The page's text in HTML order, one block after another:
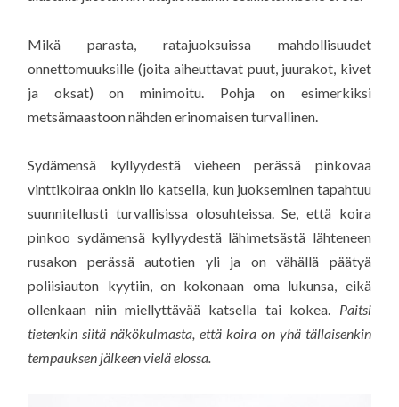
Mikä parasta, ratajuoksuissa mahdollisuudet
onnettomuuksille (joita aiheuttavat puut, juurakot, kivet
ja oksat) on minimoitu. Pohja on esimerkiksi
metsämaastoon nähden erinomaisen turvallinen.
Sydämensä kyllyydestä vieheen perässä pinkovaa
vinttikoiraa onkin ilo katsella, kun juokseminen tapahtuu
suunnitellusti turvallisissa olosuhteissa. Se, että koira
pinkoo sydämensä kyllyydestä lähimetsästä lähteneen
rusakon perässä autotien yli ja on vähällä päätyä
poliisiauton kyytiin, on kokonaan oma lukunsa, eikä
ollenkaan niin miellyttävää katsella tai kokea. Paitsi
tietenkin siitä näkökulmasta, että koira on yhä tällaisenkin
tempauksen jälkeen vielä elossa.